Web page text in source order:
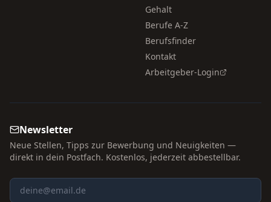
Gehalt
Berufe A-Z
Berufsfinder
Kontakt
Arbeitgeber-Login
Newsletter
Neue Stellen, Tipps zur Bewerbung und Neuigkeiten —
direkt in dein Postfach. Kostenlos, jederzeit abbestellbar.